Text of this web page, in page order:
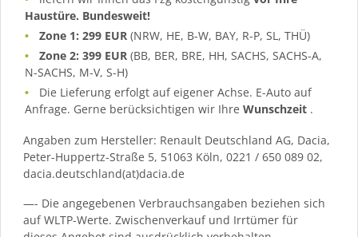
Haustüre. Bundesweit!
Zone 1: 299 EUR (NRW, HE, B-W, BAY, R-P, SL, THÜ)
Zone 2: 399 EUR (BB, BER, BRE, HH, SACHS, SACHS-A,
N-SACHS, M-V, S-H)
Die Lieferung erfolgt auf eigener Achse. E-Auto auf
Anfrage. Gerne berücksichtigen wir Ihre Wunschzeit .
Angaben zum Hersteller: Renault Deutschland AG, Dacia,
Peter-Huppertz-Straße 5, 51063 Köln, 0221 / 650 089 02,
dacia.deutschland(at)dacia.de
—- Die angegebenen Verbrauchsangaben beziehen sich
auf WLTP-Werte. Zwischenverkauf und Irrtümer für